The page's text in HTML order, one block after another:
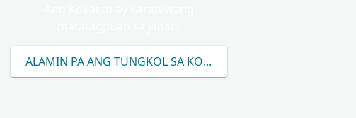
ALAMIN PA ANG TUNGKOL SA KOKATSU